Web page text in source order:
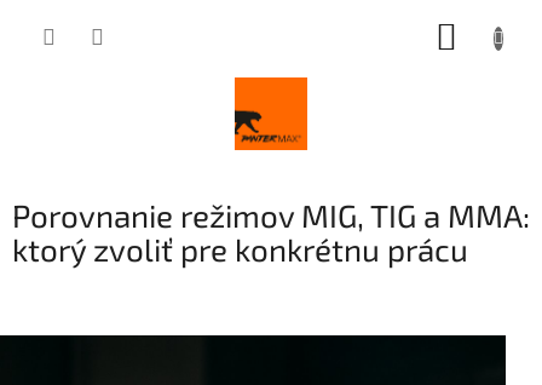
Porovnanie režimov MIG, TIG a MMA:
ktorý zvoliť pre konkrétnu prácu